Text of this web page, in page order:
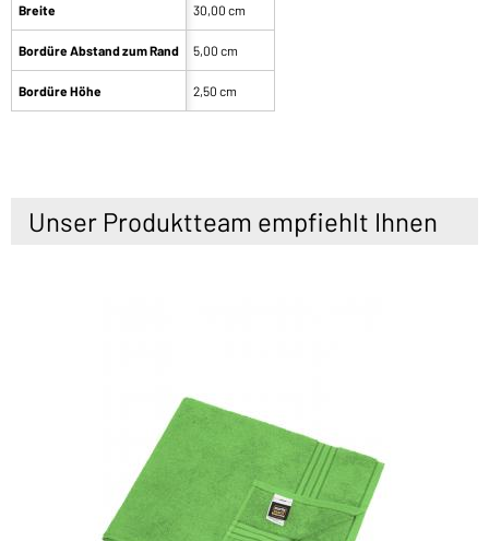
Breite
Bordüre Abstand zum Rand
Bordüre Höhe
30,00 cm
5,00 cm
2,50 cm
Unser Produktteam empfiehlt Ihnen